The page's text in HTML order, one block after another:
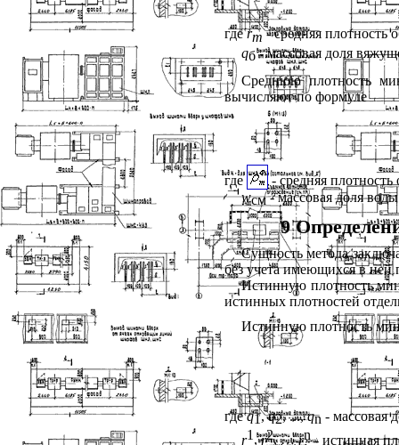
гдеrm- средняя плотность
qб- массовая доля
Среднюю плотность
вычисляют по формуле
где
- средняя
wсм- массовая доля
9
Сущность метода
без учета имеющихся в ней
Истинную плотность
истинных плотностей
Истинную плотность
гдеq1, q2, ..., qn - массовая
r1 ,r2, … rn- истинная